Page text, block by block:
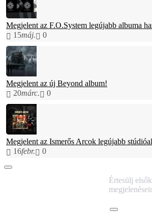
Megjelent az F.O.System legújabb albuma
15máj. 0
Megjelent az új Beyond album!
20márc. 0
Megjelent az Ismerős Arcok legújabb
16febr. 0
Értesülj